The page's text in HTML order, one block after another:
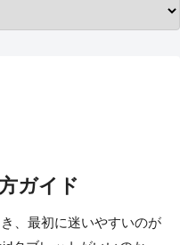
ガイド
、最初に迷いやすいのが